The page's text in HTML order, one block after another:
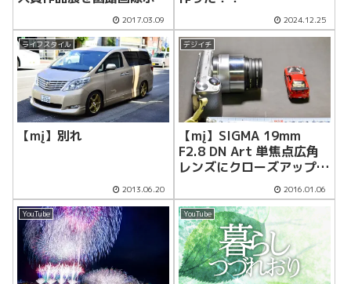
ルに初日に見に行って来
た！！
2017.03.09 2024.12.25
ライフスタイル
【mį】別れ
2013.06.20
デジイチ
【mį】SIGMA 19mm
F2.8 DN Art 単焦点広角
レンズにクローズアップレ
ンズフィルターを装着！！
2016.01.06
YouTube YouTube